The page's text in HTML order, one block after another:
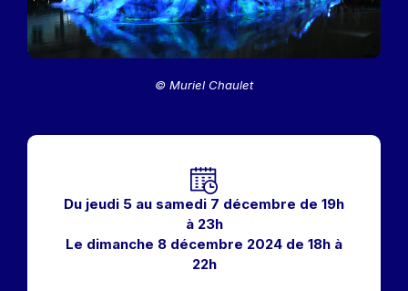
© Muriel Chaulet
Du jeudi 5 au samedi 7 décembre de 19h
à 23h
Le dimanche 8 décembre 2024 de 18h à
22h